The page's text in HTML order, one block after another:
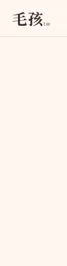
毛孩tw